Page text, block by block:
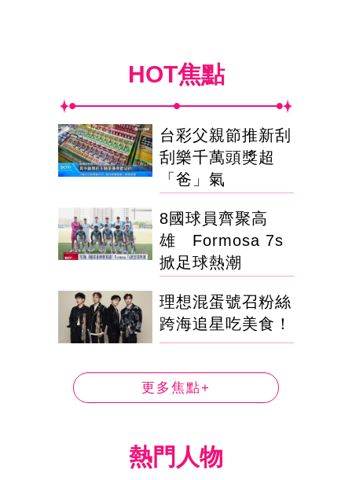
HOT焦點
台彩父親節推新刮
刮樂千萬頭獎超
「爸」氣
8國球員齊聚高
雄 Formosa 7s
掀足球熱潮
理想混蛋號召粉絲
跨海追星吃美食！
更多焦點+
熱門人物